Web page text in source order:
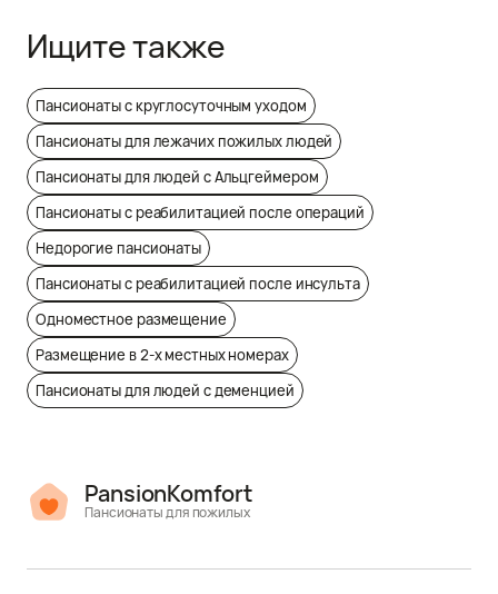
Ищите также
Пансионаты с круглосуточным уходом
Пансионаты для лежачих пожилых людей
Пансионаты для людей с Альцгеймером
Пансионаты с реабилитацией после операций
Недорогие пансионаты
Пансионаты с реабилитацией после инсульта
Одноместное размещение
Размещение в 2-х местных номерах
Пансионаты для людей с деменцией
PansionKomfort
Пансионаты для пожилых